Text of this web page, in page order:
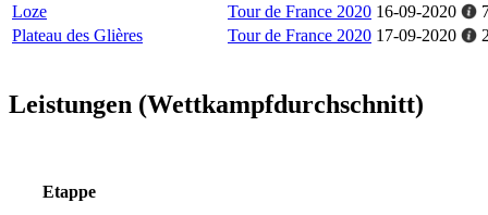
Loze
Tour de France 2020 16-09-2020
Plateau des Glières
Tour de France 2020 17-09-2020
Leistungen (Wettkampfdurchschnitt)
Etappe